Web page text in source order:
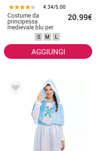
4.34/5.00
Costume da
principessa
medievale blu per
20.99€
S M L
AGGIUNGI